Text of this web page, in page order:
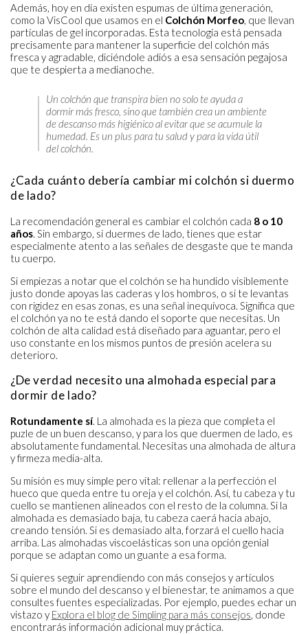
Además, hoy en día existen espumas de última generación,
como la VisCool que usamos en el Colchón Morfeo, que llevan
partículas de gel incorporadas. Esta tecnología está pensada
precisamente para mantener la superficie del colchón más
fresca y agradable, diciéndole adiós a esa sensación pegajosa
que te despierta a medianoche.
Un colchón que transpira bien no solo te ayuda a
dormir más fresco, sino que también crea un ambiente
de descanso más higiénico al evitar que se acumule la
humedad. Es un plus para tu salud y para la vida útil
del colchón.
¿Cada cuánto debería cambiar mi colchón si duermo
de lado?
La recomendación general es cambiar el colchón cada 8 o 10
años. Sin embargo, si duermes de lado, tienes que estar
especialmente atento a las señales de desgaste que te manda
tu cuerpo.
Si empiezas a notar que el colchón se ha hundido visiblemente
justo donde apoyas las caderas y los hombros, o si te levantas
con rigidez en esas zonas, es una señal inequívoca. Significa que
el colchón ya no te está dando el soporte que necesitas. Un
colchón de alta calidad está diseñado para aguantar, pero el
uso constante en los mismos puntos de presión acelera su
deterioro.
¿De verdad necesito una almohada especial para
dormir de lado?
Rotundamente sí. La almohada es la pieza que completa el
puzle de un buen descanso, y para los que duermen de lado, es
absolutamente fundamental. Necesitas una almohada de altura
y firmeza media-alta.
Su misión es muy simple pero vital: rellenar a la perfección el
hueco que queda entre tu oreja y el colchón. Así, tu cabeza y tu
cuello se mantienen alineados con el resto de la columna. Si la
almohada es demasiado baja, tu cabeza caerá hacia abajo,
creando tensión. Si es demasiado alta, forzará el cuello hacia
arriba. Las almohadas viscoelásticas son una opción genial
porque se adaptan como un guante a esa forma.
Si quieres seguir aprendiendo con más consejos y artículos
sobre el mundo del descanso y el bienestar, te animamos a que
consultes fuentes especializadas. Por ejemplo, puedes echar un
vistazo y Explora el blog de Simpling para más consejos, donde
encontrarás información adicional muy práctica.